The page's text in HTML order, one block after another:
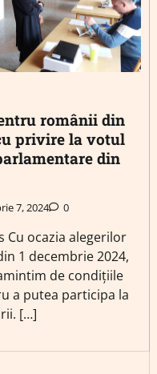
românii din
privire la votul
din
7, 2024 0
Cu ocazia alegerilor
1 decembrie 2024,
de condițiile
a putea participa la
[…]